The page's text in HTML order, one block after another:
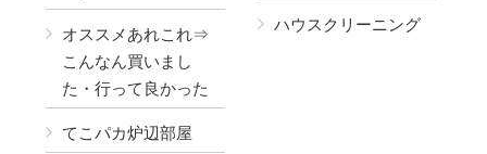
オススメあれこれ⇒
こんなん買いまし
た・行って良かった
てこパカ炉辺部屋
ハウスクリーニング